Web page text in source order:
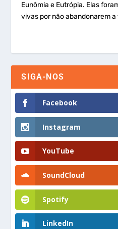
Eunômia e Eutrópia. Elas
vivas por não abandonarem
SIGA-NOS
Facebook
Instagram
YouTube
SoundCloud
Spotify
LinkedIn